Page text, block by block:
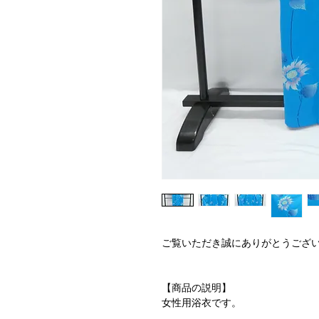
ご覧いただき誠にありがとうござ
【商品の説明】
女性用浴衣です。